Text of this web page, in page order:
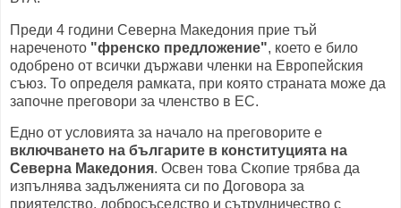
Преди 4 години Северна Македония прие тъй
нареченото "френско предложение", което е било
одобрено от всички държави членки на Европейския
съюз. То определя рамката, при която страната може да
започне преговори за членство в ЕС.
Едно от условията за начало на преговорите е
включването на българите в конституцията на
Северна Македония. Освен това Скопие трябва да
изпълнява задълженията си по Договора за
приятелство, добросъседство и сътрудничество с